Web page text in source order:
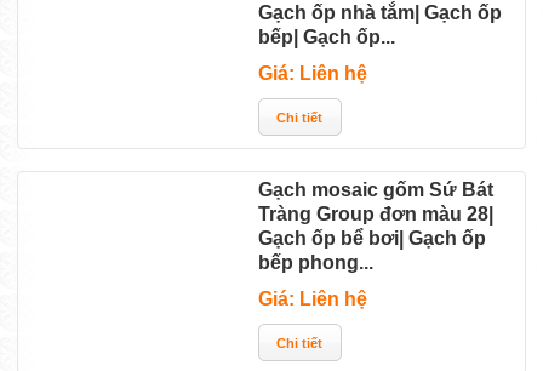
Gạch ốp nhà tắm| Gạch ốp
bếp| Gạch ốp...
Giá: Liên hệ
Gạch mosaic gốm Sứ Bát
Tràng Group đơn màu 28|
Gạch ốp bể bơi| Gạch ốp
bếp phong...
Giá: Liên hệ